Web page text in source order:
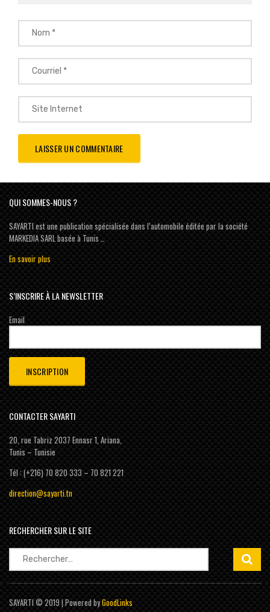
QUI SOMMES-NOUS ?
SAYARTI est une publication spécialisée dans l’automobile éditée par la société
MARKEDIA SARL basée à Tunis …
En savoir plus
S’INSCRIRE À LA NEWSLETTER
Email
CONTACTER SAYARTI
20, rue Tabriz 2037 Ennasr 1, Ariana,
Tunis – Tunisie
Tél : (+216) 70 820 333 – 70 821 221
direction@sayarti.tn
RECHERCHER SUR LE SITE
Rechercher :
SAYARTI © 2019 | Powered byGoodLinks